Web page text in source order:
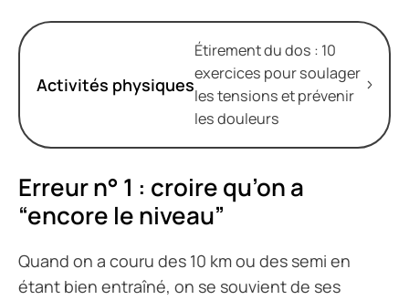
Activités physiques
Étirement du dos : 10
exercices pour soulager
les tensions et prévenir
les douleurs
Erreur n° 1 : croire qu’on a
“encore le niveau”
Quand on a couru des 10 km ou des semi en
étant bien entraîné, on se souvient de ses